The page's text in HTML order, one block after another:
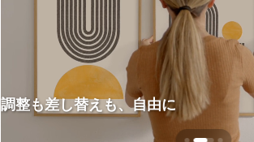
調整も差し替えも、自由に